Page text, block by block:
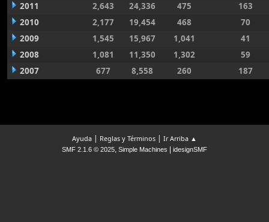
2011
2,643 24,336 475
163
2010
2,177 19,454 468
70
2009
1,545 15,967 1,041
41
2008
1,081 11,350 1,302
59
2007
677 8,558 260 187
Ayuda | Reglas y Términos | Ir Arriba ▲
SMF 2.1.6 © 2025, Simple Machines idesignSMF